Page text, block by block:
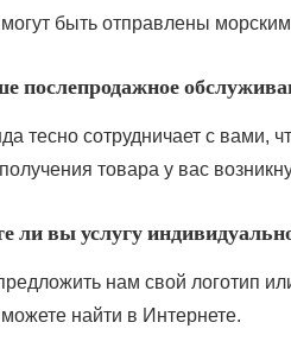
быть отправлены
послепродажное
тесно сотрудничает с вами,
товара у вас
ли вы услугу
нам свой логотип
найти в Интернете.